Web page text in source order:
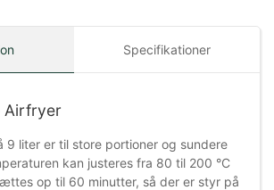
Specifikationer
Airfryer
9 liter er til store portioner og sundere
kan justeres fra 80 til 200 °C
op til 60 minutter, så der er styr på